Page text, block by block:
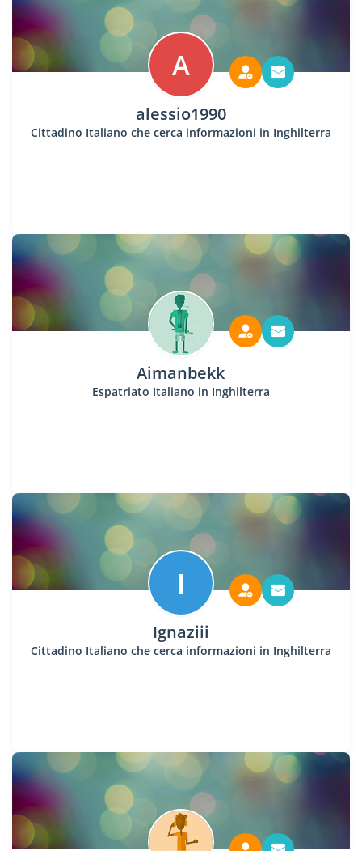
A
alessio1990
Cittadino Italiano che cerca informazioni in Inghilterra
Aimanbekk
Espatriato Italiano in Inghilterra
I
Ignaziii
Cittadino Italiano che cerca informazioni in Inghilterra